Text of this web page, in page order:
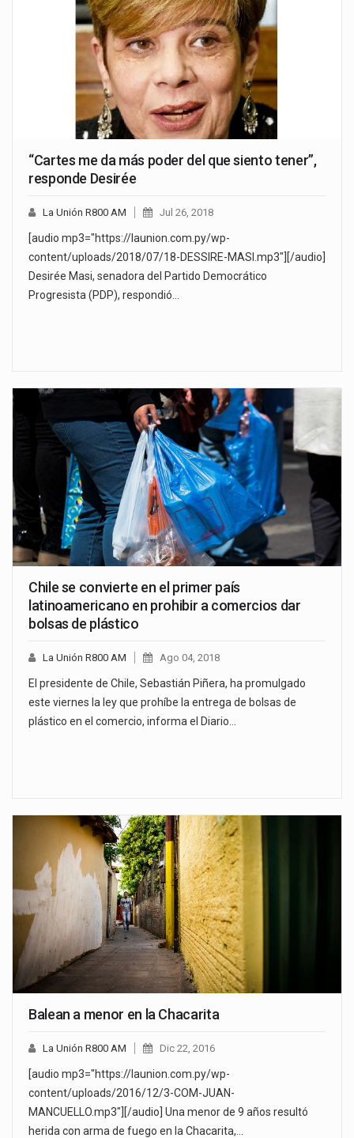
“Cartes me da más poder del que siento tener”,
responde Desirée
La Unión R800 AM Jul 26, 2018
[audio mp3="https://launion.com.py/wp-
content/uploads/2018/07/18-DESSIRE-MASI.mp3"][/audio]
Desirée Masi, senadora del Partido Democrático
Progresista (PDP), respondió…
Chile se convierte en el primer país
latinoamericano en prohibir a comercios dar
bolsas de plástico
La Unión R800 AM Ago 04, 2018
El presidente de Chile, Sebastián Piñera, ha promulgado
este viernes la ley que prohíbe la entrega de bolsas de
plástico en el comercio, informa el Diario…
Balean a menor en la Chacarita
La Unión R800 AM Dic 22, 2016
[audio mp3="https://launion.com.py/wp-
content/uploads/2016/12/3-COM-JUAN-
MANCUELLO.mp3"][/audio] Una menor de 9 años resultó
herida con arma de fuego en la Chacarita,…